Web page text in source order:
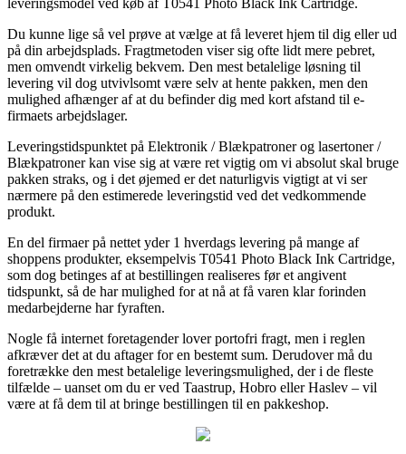
Du kunne lige så vel prøve at vælge at få leveret hjem til dig eller ud
på din arbejdsplads. Fragtmetoden viser sig ofte lidt mere pebret,
men omvendt virkelig bekvem. Den mest betalelige løsning til
levering vil dog utvivlsomt være selv at hente pakken, men den
mulighed afhænger af at du befinder dig med kort afstand til e-
firmaets arbejdslager.
Leveringstidspunktet på Elektronik / Blækpatroner og lasertoner /
Blækpatroner kan vise sig at være ret vigtig om vi absolut skal bruge
pakken straks, og i det øjemed er det naturligvis vigtigt at vi ser
nærmere på den estimerede leveringstid ved det vedkommende
produkt.
En del firmaer på nettet yder 1 hverdags levering på mange af
shoppens produkter, eksempelvis T0541 Photo Black Ink Cartridge,
som dog betinges af at bestillingen realiseres før et angivent
tidspunkt, så de har mulighed for at nå at få varen klar forinden
medarbejderne har fyraften.
Nogle få internet foretagender lover portofri fragt, men i reglen
afkræver det at du aftager for en bestemt sum. Derudover må du
foretrække den mest betalelige leveringsmulighed, der i de fleste
tilfælde – uanset om du er ved Taastrup, Hobro eller Haslev – vil
være at få dem til at bringe bestillingen til en pakkeshop.